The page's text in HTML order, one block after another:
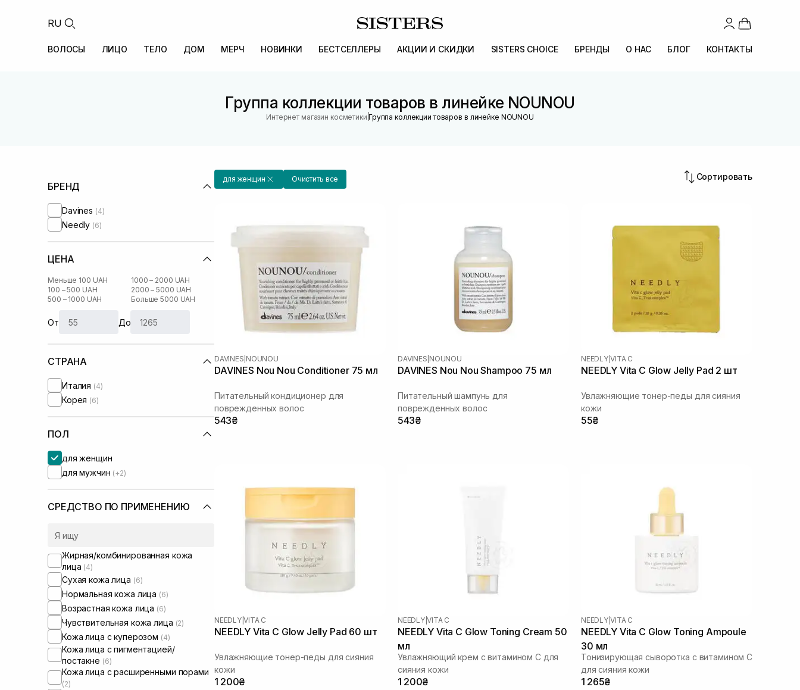
RU
ВОЛОСЫ ЛИЦО ТЕЛО ДОМ МЕРЧ НОВИНКИ БЕСТСЕЛЛЕРЫ АКЦИИ И СКИДКИ SISTERS CHOICE БРЕНДЫ О НАС БЛОГ КОНТАКТЫ
Группа коллекции товаров в линейке NOUNOU
Интернет магазин косметики |Группа коллекции товаров в линейке NOUNOU
БРЕНД
Davines (4)
Needly (6)
ЦЕНА
Меньше 100 UAH
100 – 500 UAH
500 – 1000 UAH
1000 – 2000 UAH
2000 – 5000 UAH
Больше 5000 UAH
От До
СТРАНА
Италия (4)
Корея (6)
ПОЛ
для женщин
для мужчин (+2)
СРЕДСТВО ПО ПРИМЕНЕНИЮ
Жирная/комбинированная кожа
лица (4)
Сухая кожа лица (6)
Нормальная кожа лица (6)
Возрастная кожа лица (6)
Чувствительная кожа лица (2)
Кожа лица с куперозом (4)
Кожа лица с пигментацией/
постакне (6)
Кожа лица с расширенными порами
(2)
для женщин Очистить все Сортировать
DAVINES NOUNOU
DAVINES Nou Nou Conditioner 75 мл
Питательный кондиционер для
поврежденных волос
543₴
DAVINES NOUNOU
DAVINES Nou Nou Shampoo 75 мл
Питательный шампунь для
поврежденных волос
543₴
NEEDLY|VITA C
NEEDLY Vita C Glow Jelly Pad 2 шт
Увлажняющие тонер-педы для сияния
кожи
55₴
NEEDLY|VITA C
NEEDLY Vita C Glow Jelly Pad 60 шт
Увлажняющие тонер-педы для сияния
кожи
1 200₴
NEEDLY|VITA C
NEEDLY Vita C Glow Toning Cream 50
мл
Увлажняющий крем с витамином С для
сияния кожи
1 200₴
NEEDLY|VITA C
NEEDLY Vita C Glow Toning Ampoule
30 мл
Тонизирующая сыворотка с витамином С
для сияния кожи
1 265₴